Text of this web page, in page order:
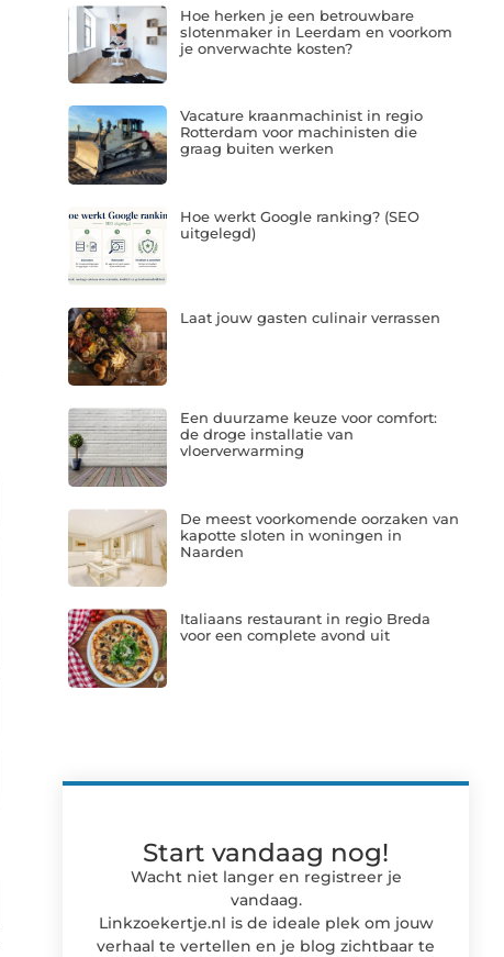
Hoe herken je een betrouwbare
slotenmaker in Leerdam en voorkom
je onverwachte kosten?
Vacature kraanmachinist in regio
Rotterdam voor machinisten die
graag buiten werken
Hoe werkt Google ranking? (SEO
uitgelegd)
Laat jouw gasten culinair verrassen
Een duurzame keuze voor comfort:
de droge installatie van
vloerverwarming
De meest voorkomende oorzaken van
kapotte sloten in woningen in
Naarden
Italiaans restaurant in regio Breda
voor een complete avond uit
Start vandaag nog!
Wacht niet langer en registreer je
vandaag.
Linkzoekertje.nl is de ideale plek om jouw
verhaal te vertellen en je blog zichtbaar te